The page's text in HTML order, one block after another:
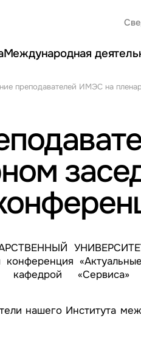
Международная
преподавателей ИМЭС на
«Сервиса»
нашего Института